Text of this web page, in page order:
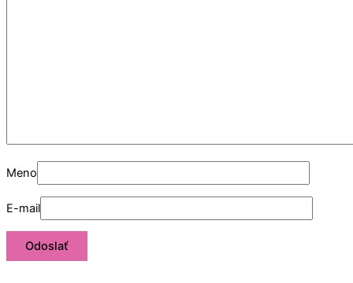
Meno
E-mail